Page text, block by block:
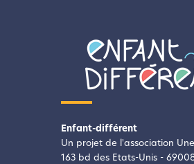
Enfant-différent
Un projet de l'association
163 bd des Etats-Unis -